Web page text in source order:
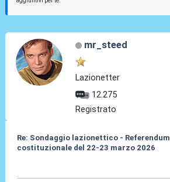
mr_steed
Lazionetter
12.275
Registrato
Re: Sondaggio lazionettico - Referendum
costituzionale del 22-23 marzo 2026